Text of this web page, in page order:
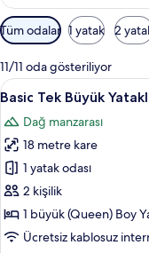
Odalar
için
mevcut
filtreler
Tüm odalar 1 yatak 2
11/11 oda gösteriliyor
Basic
Tek
Büyük
Yataklı
Oda,
Dağ
Manzaralı
için
6
Basic Tek Büyük
Dağ manzarası
18 metre kare
1 yatak odası
2 kişilik
1 büyük (Queen) Boy
Ücretsiz kablosuz